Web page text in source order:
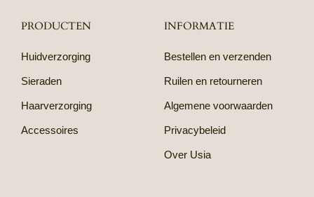
PRODUCTEN
Huidverzorging
Sieraden
Haarverzorging
Accessoires
INFORMATIE
Bestellen en verzenden
Ruilen en retourneren
Algemene voorwaarden
Privacybeleid
Over Usia